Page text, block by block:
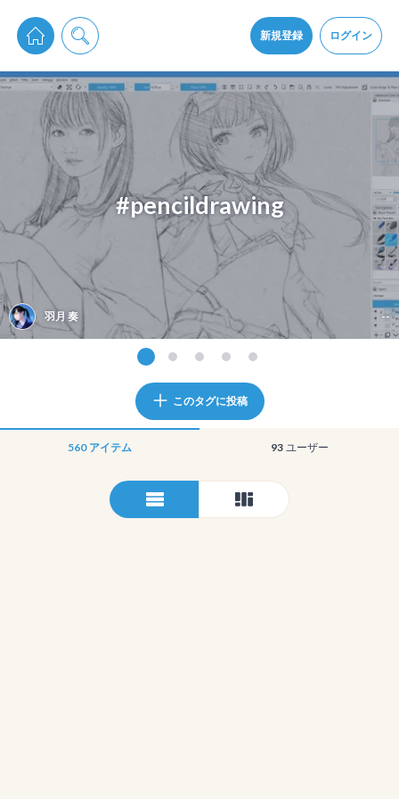
新規登録 ログイン
pixiv Sketchは2024年5月28日付で プライパシーポリシーを改定しました。
通知を受け取るにはここをクリックします
pixiv Sketchアプリでさらに快適に！
アプリをインストール
#pencildrawing
羽月 奏 --
このタグに投稿
560 アイテム 93 ユーザー